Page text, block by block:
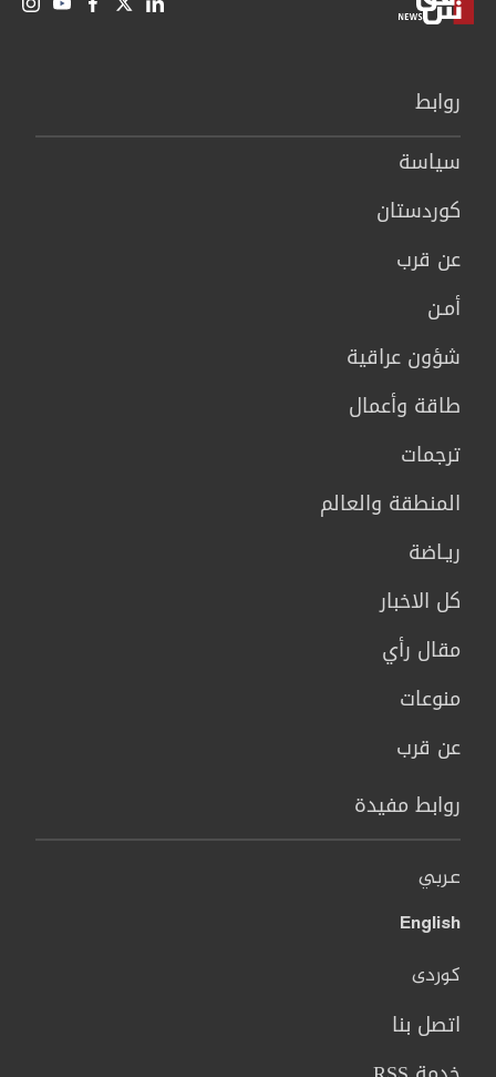
روابط
سیاسة
كوردستان
عن قرب
أمـن
شؤون عراقية
طاقة وأعمال
ترجمات
المنطقة والعالم
ريـاضة
كل الاخبار
مقال رأي
منوعات
عن قرب
روابط مفيدة
عربي
English
کوردی
اتصل بنا